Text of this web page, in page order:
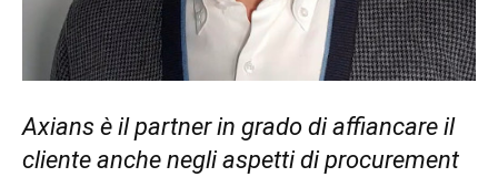
Axians è il partner in grado di affiancare il
cliente anche negli aspetti di procurement